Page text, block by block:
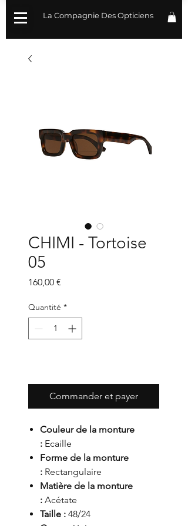
La Compagnie Des Opticiens
CHIMI - Tortoise
05
160,00 €
Quantité *
Commander et payer
Couleur de la monture
: Ecaille
Forme de la monture
: Rectangulaire
Matière de la monture
: Acétate
Taille : 48/24